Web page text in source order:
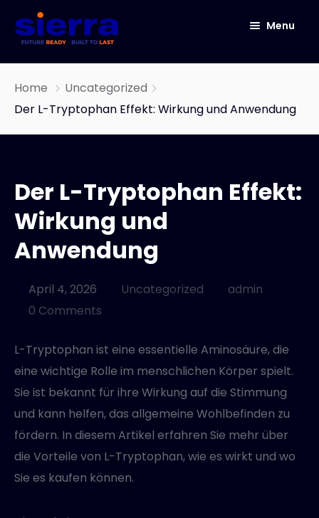
Menu
ABOUT
IT Infrastructure & Software Development
Services
END TO END DATA CENTER SOLUTIONS
AUTOMATED INFRASTRUCTURE DESIGN AND
IOT
OneConnect
Our Story
Home
Uncategorized
Der L-Tryptophan Effekt: Wirkung und Anwendung
Der L-Tryptophan Effekt:
Wirkung und
Anwendung
April 4, 2026 Uncategorized
admin
0 Comments
L-Tryptophan ist eine essentielle Aminosäure, die
eine wichtige Rolle im menschlichen Körper spielt.
Sie ist bekannt für ihre Wirkung auf die Stimmung
und kann helfen, das allgemeine Wohlbefinden zu
fördern. In diesem Artikel erfahren Sie mehr über
die Vorteile von L-Tryptophan, wie es wirkt und wo
Sie es kaufen können.